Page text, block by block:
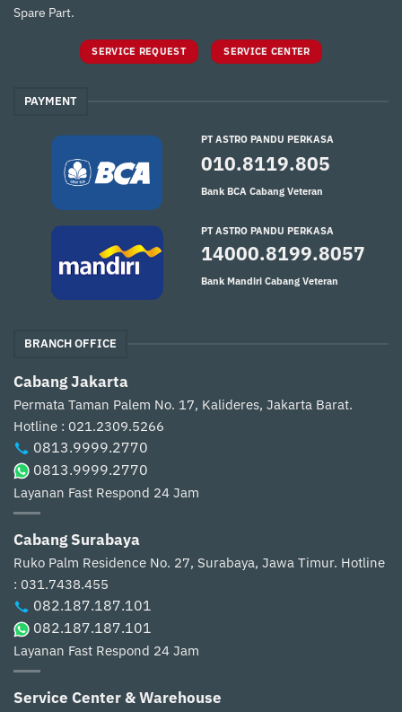
Spare Part.
SERVICE REQUEST SERVICE CENTER
PAYMENT
PT ASTRO PANDU PERKASA
010.8119.805
Bank BCA Cabang Veteran
PT ASTRO PANDU PERKASA
14000.8199.8057
Bank Mandiri Cabang Veteran
BRANCH OFFICE
Cabang Jakarta
Permata Taman Palem No. 17, Kalideres, Jakarta Barat.
Hotline : 021.2309.5266
0813.9999.2770
0813.9999.2770
Layanan Fast Respond 24 Jam
Cabang Surabaya
Ruko Palm Residence No. 27, Surabaya, Jawa Timur. Hotline
: 031.7438.455
082.187.187.101
082.187.187.101
Layanan Fast Respond 24 Jam
Service Center & Warehouse